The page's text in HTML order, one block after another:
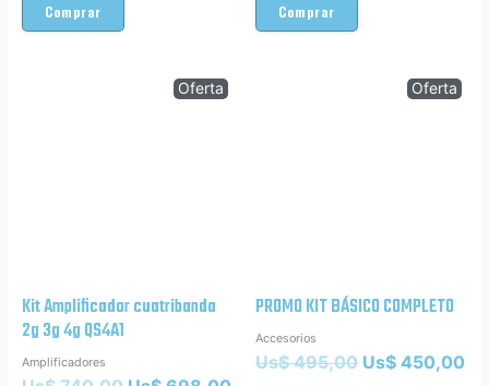
Comprar Comprar
Oferta
Kit Amplificador cuatribanda
2g 3g 4g QS4A1
Amplificadores
Oferta
PROMO KIT BÁSICO COMPLETO
Accesorios
Us$495,00 Us$ 450,00